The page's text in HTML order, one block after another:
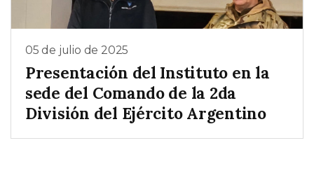
05 de julio de 2025
Presentación del Instituto en la
sede del Comando de la 2da
División del Ejército Argentino